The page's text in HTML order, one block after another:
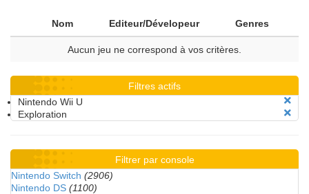
Nom Editeur/Dévelopeur Genres
Aucun jeu ne correspond à vos critères.
Filtres actifs
Nintendo Wii U
Exploration
Filtrer par console
Nintendo Switch (2906)
Nintendo DS (1100)